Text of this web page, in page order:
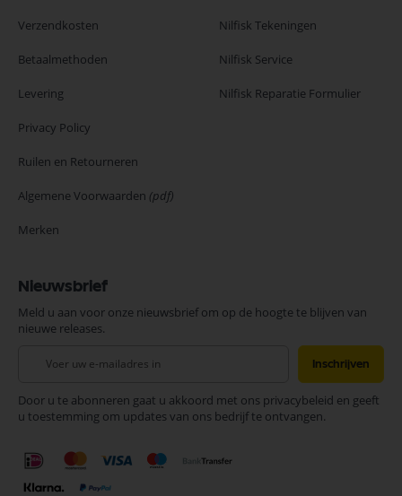
Verzendkosten
Betaalmethoden
Levering
Privacy Policy
Ruilen en Retourneren
Algemene Voorwaarden (pdf)
Merken
Nilfisk Tekeningen
Nilfisk Service
Nilfisk Reparatie Formulier
Nieuwsbrief
Meld u aan voor onze nieuwsbrief om op de hoogte te blijven van
nieuwe releases.
onze
nieuwsbrief
Inschrijven
Door u te abonneren gaat u akkoord met ons privacybeleid en geeft
u toestemming om updates van ons bedrijf te ontvangen.